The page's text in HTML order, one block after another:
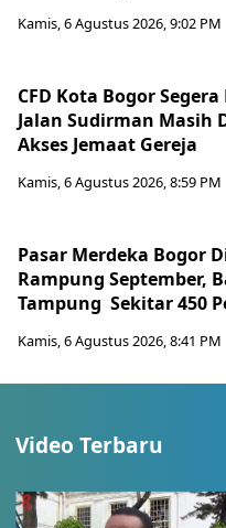
Kamis, 6 Agustus 2026, 9:02 PM
CFD Kota Bogor
Jalan Sudirman Masih
Akses Jemaat Gereja
Kamis, 6 Agustus 2026, 8:59 PM
Pasar Merdeka Bogor
Rampung September,
Tampung Sekitar 450
Kamis, 6 Agustus 2026, 8:41 PM
Video Terbaru